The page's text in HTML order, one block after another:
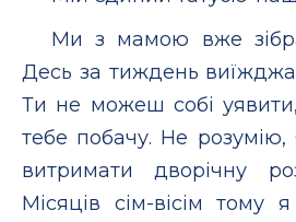
Ми з мамою вже
Десь за тиждень
Ти не можеш собі
тебе побачу. Не розумію,
витримати дворічну
Місяців сім-вісім тому